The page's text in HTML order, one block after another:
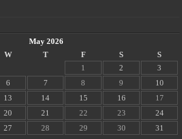
May 2026
W T F S
S
1
2
3
6 7 8 9
10
13 14 15 16
17
20 21 22 23
24
27 28 29 30
31